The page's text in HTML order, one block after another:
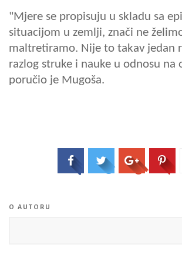
"Mjere se propisuju u skladu sa
situacijom u zemlji, znači ne
maltretiramo. Nije to takav jedan
razlog struke i nauke u odnosu na
poručio je Mugoša.
O AUTORU